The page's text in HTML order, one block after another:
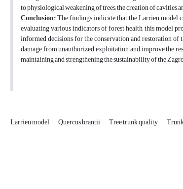
to physiological weakening of trees, the creation of cavities
Conclusion:The findings indicate that the Larrieu model
evaluating various indicators of forest health, this model
informed decisions for the conservation and restoration of
damage from unauthorized exploitation, and improve the
maintaining and strengthening the sustainability of the
Larrieu model Quercus brantii Tree trunk quality